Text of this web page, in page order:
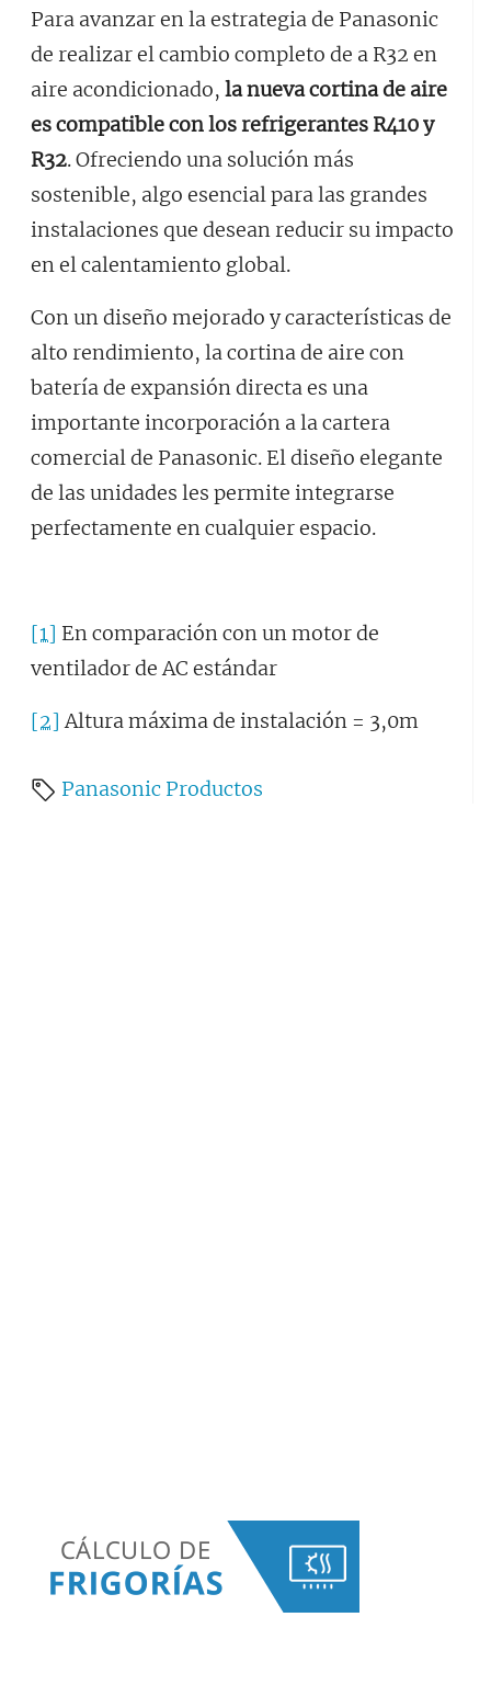
Para avanzar en la estrategia de Panasonic
de realizar el cambio completo de a R32 en
aire acondicionado, la nueva cortina de aire
es compatible con los refrigerantes R410 y
R32. Ofreciendo una solución más
sostenible, algo esencial para las grandes
instalaciones que desean reducir su impacto
en el calentamiento global.
Con un diseño mejorado y características de
alto rendimiento, la cortina de aire con
batería de expansión directa es una
importante incorporación a la cartera
comercial de Panasonic. El diseño elegante
de las unidades les permite integrarse
perfectamente en cualquier espacio.
[1] En comparación con un motor de
ventilador de AC estándar
[2] Altura máxima de instalación = 3,0m
Panasonic Productos